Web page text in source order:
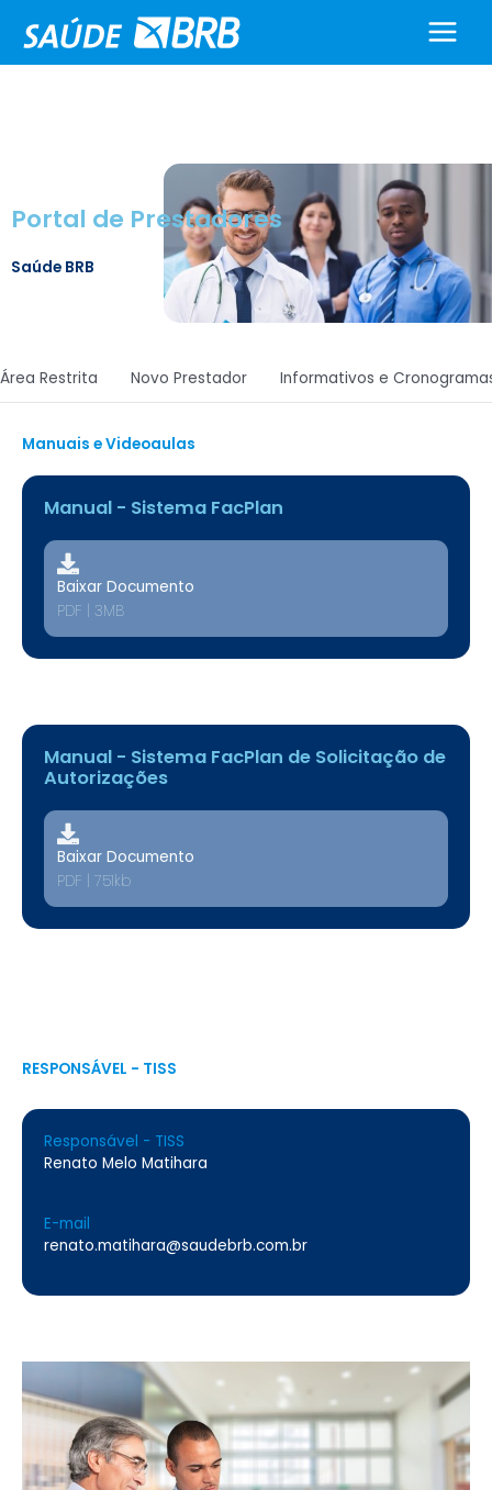
para
Portal de Prestadores
Saúde BRB
Área Restrita Novo Prestador Informativos e
Manuais e Videoaulas
Manual - Sistema FacPlan
Baixar Documento
PDF | 3MB
Manual - Sistema FacPlan de Solicitação de
Autorizações
Baixar Documento
PDF | 751kb
RESPONSÁVEL - TISS
Responsável - TISS
Renato Melo Matihara
E-mail
renato.matihara@saudebrb.com.br